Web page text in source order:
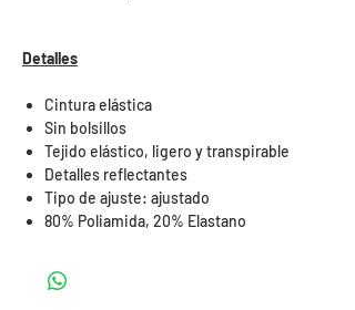
Detalles
Cintura elástica
Sin bolsillos
Tejido elástico, ligero y transpirable
Detalles reflectantes
Tipo de ajuste: ajustado
80% Poliamida, 20% Elastano